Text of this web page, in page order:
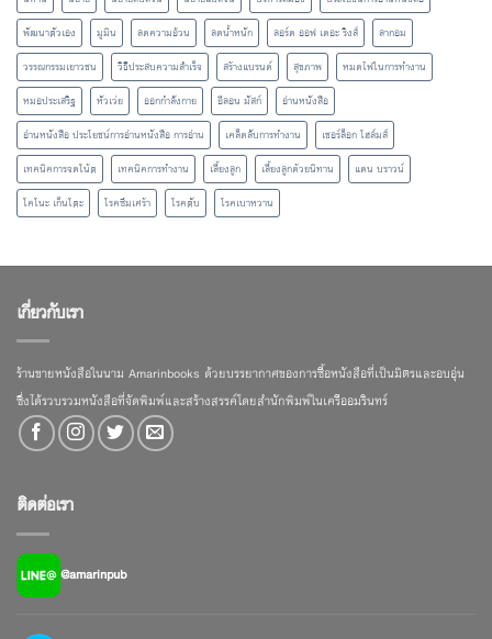
พัฒนาตัวเอง
มูมิน ลดความอ้วน ลดน้ำหนัก ลอร์ด ออฟ เดอะ ริงส์
ลากอม
วรรณกรรมเยาวชน
วิธีประสบความสำเร็จ สร้างแบรนด์ สุขภาพ
หมดไฟในการทำงาน
หมอประเสริฐ
หัวเว่ย ออกกำลังกาย อีลอน มัสก์
อ่านหนังสือ
อ่านหนังสือ ประโยชน์การอ่านหนังสือ การอ่าน
เคล็ดลับการทำงาน
เชอร์ล็อก โฮล์มส์
เทคนิคการจดโน้ต
เทคนิคการทำงาน เลี้ยงลูก เลี้ยงลูกด้วยนิทาน
แดน บราวน์
โคโนะ เก็นโตะ
โรคซึมเศร้า โรคตับ โรคเบาหวาน
เกี่ยวกับเรา
ร้านขายหนังสือในนาม Amarinbooks ด้วยบรรยากาศของการซื้อหนังสือที่เป็นมิตรและอบอุ่น
ซึ่งได้รวบรวมหนังสือที่จัดพิมพ์และสร้างสรรค์โดยสำนักพิมพ์ในเครืออมรินทร์
ติดต่อเรา
@amarinpub